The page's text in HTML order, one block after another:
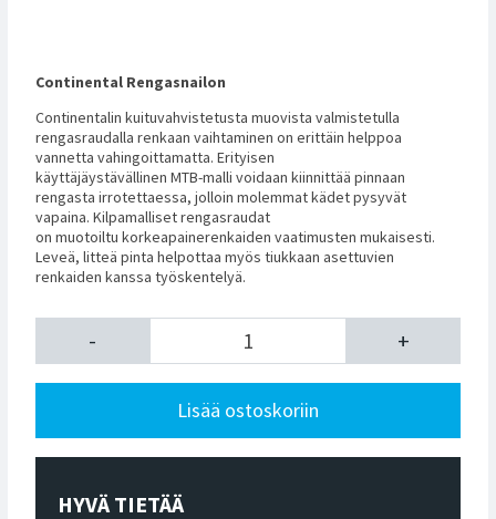
Continental Rengasnailon
Continentalin kuituvahvistetusta muovista valmistetulla
rengasraudalla renkaan vaihtaminen on erittäin helppoa
vannetta vahingoittamatta. Erityisen
käyttäjäystävällinen MTB-malli voidaan kiinnittää pinnaan
rengasta irrotettaessa, jolloin molemmat kädet pysyvät
vapaina. Kilpamalliset rengasraudat
on muotoiltu korkeapainerenkaiden vaatimusten mukaisesti.
Leveä, litteä pinta helpottaa myös tiukkaan asettuvien
renkaiden kanssa työskentelyä.
- +
Lisää ostoskoriin
HYVÄ TIETÄÄ